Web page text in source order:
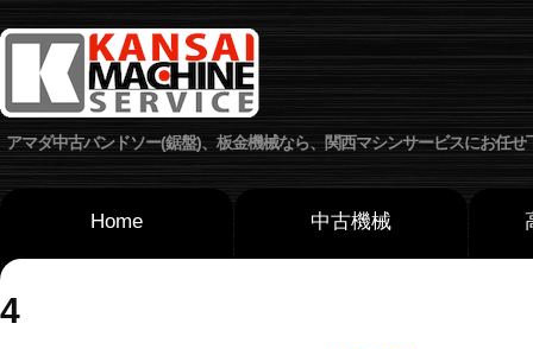
アマダ中古バンドソー(鋸盤)、板金機械なら、関西マシンサービスにお任せ
Home 中古機械
4